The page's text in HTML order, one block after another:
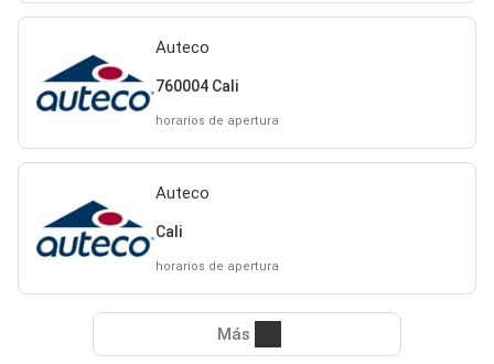
Auteco
760004 Cali
horarios de apertura
Auteco
Cali
horarios de apertura
Más